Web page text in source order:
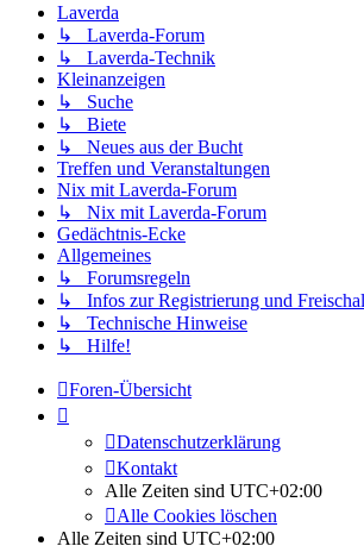
Laverda
↳ Laverda-Forum
↳ Laverda-Technik
Kleinanzeigen
↳ Suche
↳ Biete
↳ Neues aus der Bucht
Treffen und Veranstaltungen
Nix mit Laverda-Forum
↳ Nix mit Laverda-Forum
Gedächtnis-Ecke
Allgemeines
↳ Forumsregeln
↳ Infos zur Registrierung und
↳ Technische Hinweise
↳ Hilfe!
Foren-Übersicht
Datenschutzerklärung
Kontakt
Alle Zeiten sind UTC+02:00
Alle Cookies löschen
Alle Zeiten sind UTC+02:00